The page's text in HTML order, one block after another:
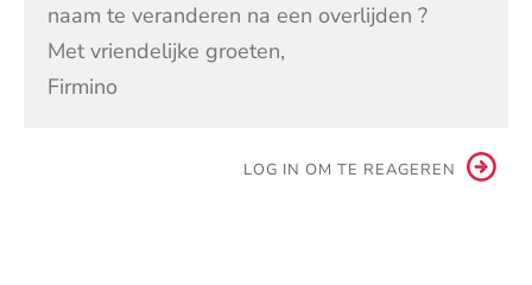
naam te veranderen na een overlijden ?
Met vriendelijke groeten,
Firmino
LOG IN OM TE REAGEREN